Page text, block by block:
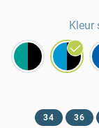
Kleur
34 36